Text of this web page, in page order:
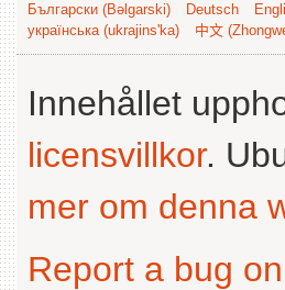
Български (Bəlgarski) Deutsch
українська (ukrajins'ka)
中文
Innehållet
licensvillkor.
mer om denna
Report a bug